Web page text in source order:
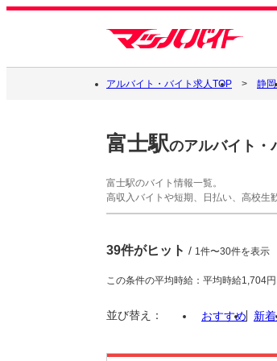
アルバイト・バイト求人TOP 静
富士駅のアルバイト・
富士駅のバイト情報一覧。
高収入バイトや短期、日払い、高校生
39件がヒット / 1件〜30件を表示
この条件の平均時給：平均時給1,704円
並び替え： おすすめ 新